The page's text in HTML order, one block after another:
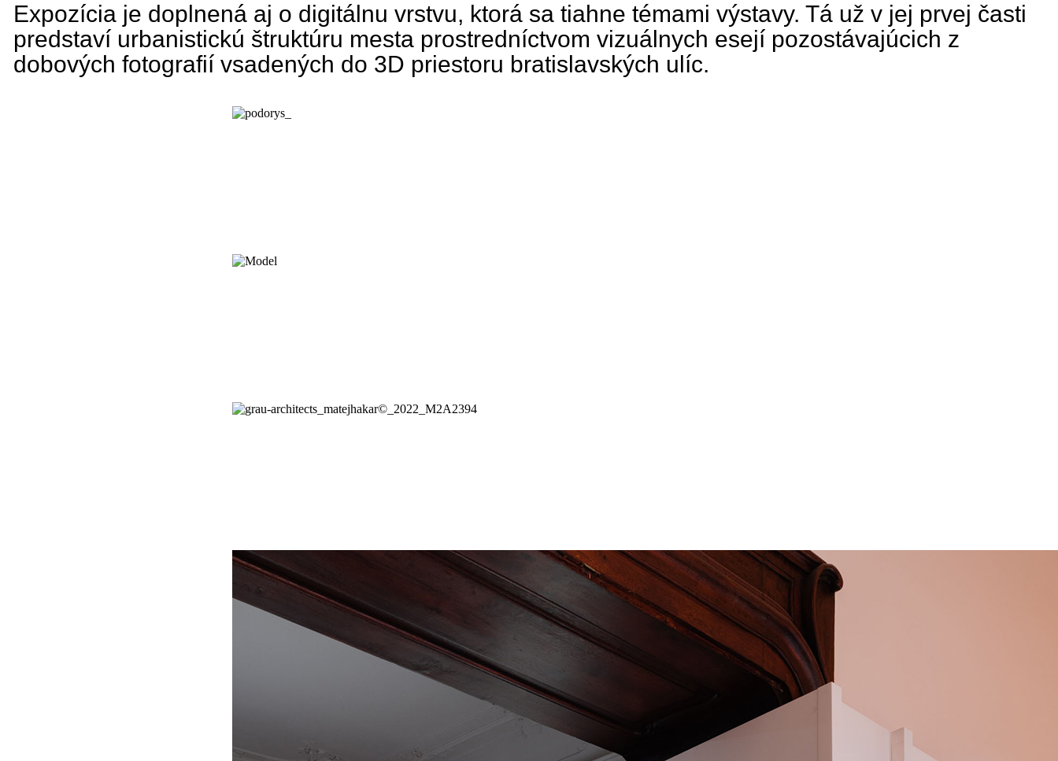
Expozícia je doplnená aj o digitálnu vrstvu, ktorá sa tiahne témami výstavy. Tá už v jej prvej časti
predstaví urbanistickú štruktúru mesta prostredníctvom vizuálnych esejí pozostávajúcich z
dobových fotografií vsadených do 3D priestoru bratislavských ulíc.